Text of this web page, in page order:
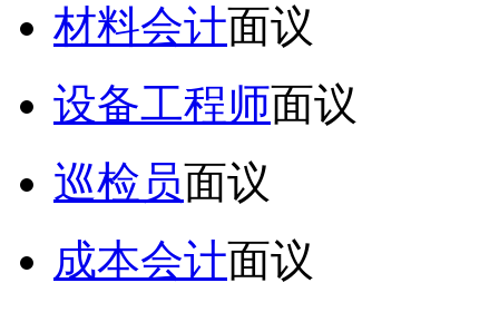
材料会计面议
设备工程师面议
巡检员面议
成本会计面议